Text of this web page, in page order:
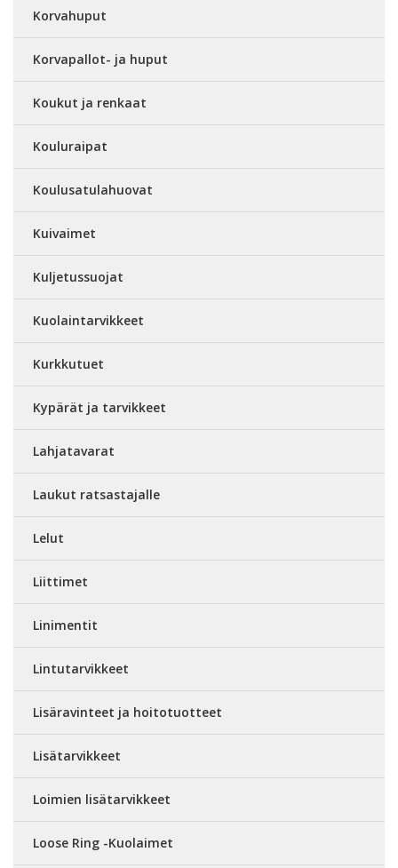
Korvahuput
Korvapallot- ja huput
Koukut ja renkaat
Kouluraipat
Koulusatulahuovat
Kuivaimet
Kuljetussuojat
Kuolaintarvikkeet
Kurkkutuet
Kypärät ja tarvikkeet
Lahjatavarat
Laukut ratsastajalle
Lelut
Liittimet
Linimentit
Lintutarvikkeet
Lisäravinteet ja hoitotuotteet
Lisätarvikkeet
Loimien lisätarvikkeet
Loose Ring -Kuolaimet